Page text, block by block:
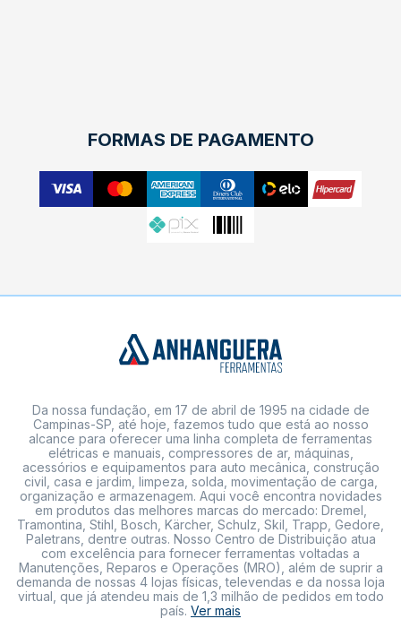
FORMAS DE PAGAMENTO
Da nossa fundação, em 17 de abril de 1995 na cidade de
Campinas-SP, até hoje, fazemos tudo que está ao nosso
alcance para oferecer uma linha completa de ferramentas
elétricas e manuais, compressores de ar, máquinas,
acessórios e equipamentos para auto mecânica, construção
civil, casa e jardim, limpeza, solda, movimentação de carga,
organização e armazenagem. Aqui você encontra novidades
em produtos das melhores marcas do mercado: Dremel,
Tramontina, Stihl, Bosch, Kärcher, Schulz, Skil, Trapp, Gedore,
Paletrans, dentre outras. Nosso Centro de Distribuição atua
com excelência para fornecer ferramentas voltadas a
Manutenções, Reparos e Operações (MRO), além de suprir a
demanda de nossas 4 lojas físicas, televendas e da nossa loja
virtual, que já atendeu mais de 1,3 milhão de pedidos em todo
país. Ver mais